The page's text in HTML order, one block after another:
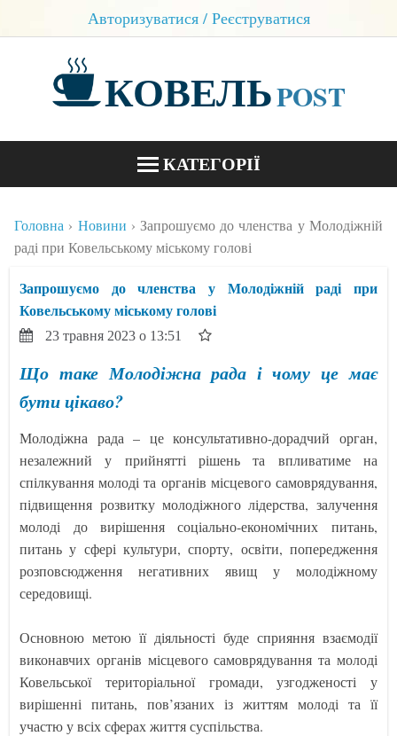
Авторизуватися / Реєструватися
КОВЕЛЬPOST
КАТЕГОРІЇ
БЛОГИ
КОНТАКТИ
Головна Новини
Запрошуємо до членства у Молодіжній
раді при Ковельському міському голові
Запрошуємо до членства у Молодіжній раді при
Ковельському міському голові
23 травня 2023 о 13:51
Що таке Молодіжна рада і чому це має
бути цікаво?
Молодіжна рада – це консультативно-дорадчий орган,
незалежний у прийнятті рішень та впливатиме на
спілкування молоді та органів місцевого самоврядування,
підвищення розвитку молодіжного лідерства, залучення
молоді до вирішення соціально-економічних питань,
питань у сфері культури, спорту, освіти, попередження
розповсюдження негативних явищ у молодіжному
середовищі.
Основною метою її діяльності буде сприяння взаємодії
виконавчих органів місцевого самоврядування та молоді
Ковельської територіальної громади, узгодженості у
вирішенні питань, пов’язаних із життям молоді та її
участю у всіх сферах життя суспільства.